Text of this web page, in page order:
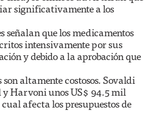
significativamente a los
señalan que los medicamentos
intensivamente por sus
y debido a la aprobación que
altamente costosos. Sovaldi
y Harvoni unos US$ 94.5 mil
afecta los presupuestos de